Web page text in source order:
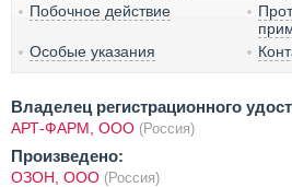
Побочное действие
Особые указания
Владелец регистрационного
АРТ-ФАРМ, ООО (Россия)
Произведено:
ОЗОН, ООО (Россия)